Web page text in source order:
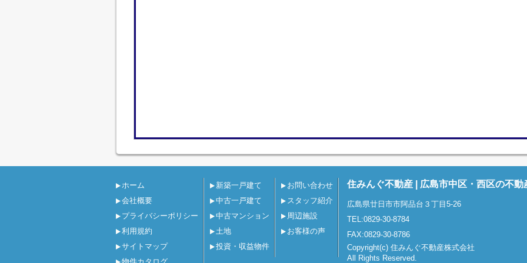
ホーム
会社概要
プライバシーポリシー
利用規約
サイトマップ
新築一戸建て
中古一戸建て
中古マンション
土地
投資・収益物件
お問い合わせ
スタッフ紹介
周辺施設
お客様の声
住みんぐ不動産 | 広島市中区・西区の不動
広島県廿日市市阿品台３丁目5-26
TEL:0829-30-8784
FAX:0829-30-8786
Copyright(c) 住みんぐ不動産株式会社
All Rights Reserved.